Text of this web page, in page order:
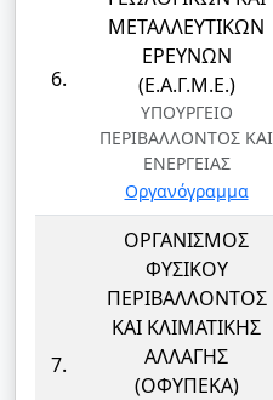
6.
ΜΕΤΑΛΛΕΥΤΙΚΩΝ
ΕΡΕΥΝΩΝ
(Ε.Α.Γ.Μ.Ε.)
ΥΠΟΥΡΓΕΙΟ
ΠΕΡΙΒΑΛΛΟΝΤΟΣ ΚΑΙ
ΕΝΕΡΓΕΙΑΣ
Οργανόγραμμα
7.
ΟΡΓΑΝΙΣΜΟΣ
ΦΥΣΙΚΟΥ
ΠΕΡΙΒΑΛΛΟΝΤΟΣ
ΚΑΙ ΚΛΙΜΑΤΙΚΗΣ
ΑΛΛΑΓΗΣ
(ΟΦΥΠΕΚΑ)